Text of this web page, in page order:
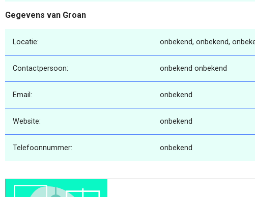
Gegevens van Groan
Locatie: onbekend, onbekend,
Contactpersoon: onbekend onbekend
Email: onbekend
Website: onbekend
Telefoonnummer: onbekend